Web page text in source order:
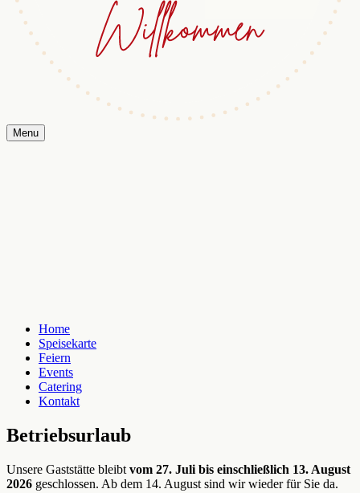
Menu
Home
Speisekarte
Feiern
Events
Catering
Kontakt
Betriebsurlaub
Unsere Gaststätte bleibt vom 27. Juli bis einschließlich 13. August
2026 geschlossen. Ab dem 14. August sind wir wieder für Sie da.